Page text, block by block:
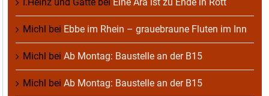
Michl bei Ebbe im Rhein – grauebraune Fluten im Inn
Michl bei Ab Montag: Baustelle an der B15
Michl bei Ab Montag: Baustelle an der B15